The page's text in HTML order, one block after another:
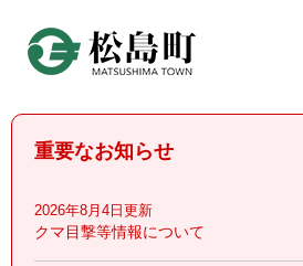
頭
重要なお知らせ
2026年8月4日更新
クマ目撃等情報について